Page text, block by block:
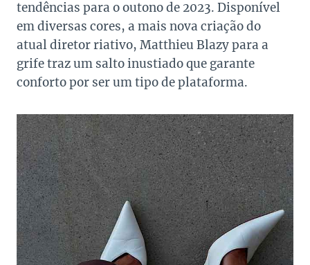
tendências para o outono de 2023. Disponível
em diversas cores, a mais nova criação do
atual diretor riativo, Matthieu Blazy para a
grife traz um salto inustiado que garante
conforto por ser um tipo de plataforma.